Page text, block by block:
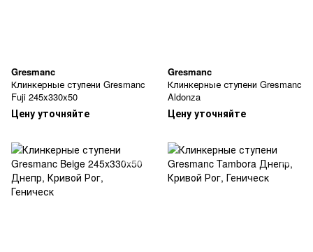
Gresmanc
Клинкерные ступени Gresmanc
Fuji 245x330x50
Цену уточняйте
Gresmanc
Клинкерные ступени Gresmanc
Aldonza
Цену уточняйте